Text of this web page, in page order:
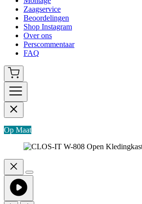
Zaagservice
Beoordelingen
Shop Instagram
Over ons
Perscommentaar
FAQ
Op Maat